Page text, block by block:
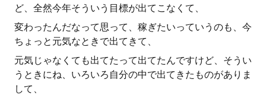
ど、全然今年そういう目標が出てこなくて、
変わったんだなって思って、稼ぎたいっていうのも、今
ちょっと元気なときで出てきて、
元気じゃなくても出てたって出てたんですけど、そうい
うときにね、いろいろ自分の中で出てきたものがありま
して、